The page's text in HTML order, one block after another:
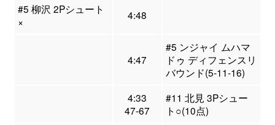
#5 柳沢 2Pシュート
×
4:48
4:47
#5 ンジャイ ムハマ
ドゥ ディフェンスリ
バウンド(5-11-16)
4:33
47-67
#11 北見 3Pシュー
ト○(10点)